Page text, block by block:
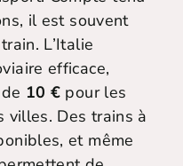
il est souvent
L’Italie
efficace,
10 € pour les
villes. Des trains à
et même